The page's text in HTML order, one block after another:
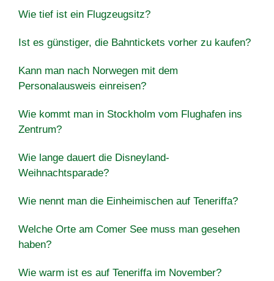
Wie tief ist ein Flugzeugsitz?
Ist es günstiger, die Bahntickets vorher zu kaufen?
Kann man nach Norwegen mit dem
Personalausweis einreisen?
Wie kommt man in Stockholm vom Flughafen ins
Zentrum?
Wie lange dauert die Disneyland-
Weihnachtsparade?
Wie nennt man die Einheimischen auf Teneriffa?
Welche Orte am Comer See muss man gesehen
haben?
Wie warm ist es auf Teneriffa im November?